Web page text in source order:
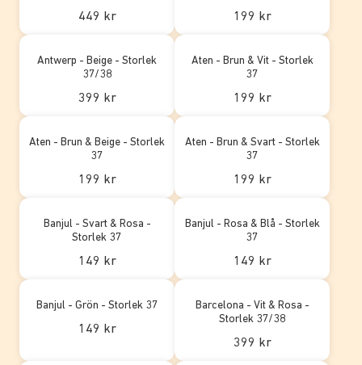
449 kr 199 kr
Antwerp - Beige - Storlek
37/38
399 kr
Aten - Brun & Vit - Storlek
37
199 kr
Aten - Brun & Beige - Storlek
37
199 kr
Aten - Brun & Svart - Storlek
37
199 kr
Banjul - Svart & Rosa -
Storlek 37
149 kr
Banjul - Rosa & Blå - Storlek
37
149 kr
Banjul - Grön - Storlek 37
149 kr
Barcelona - Vit & Rosa -
Storlek 37/38
399 kr